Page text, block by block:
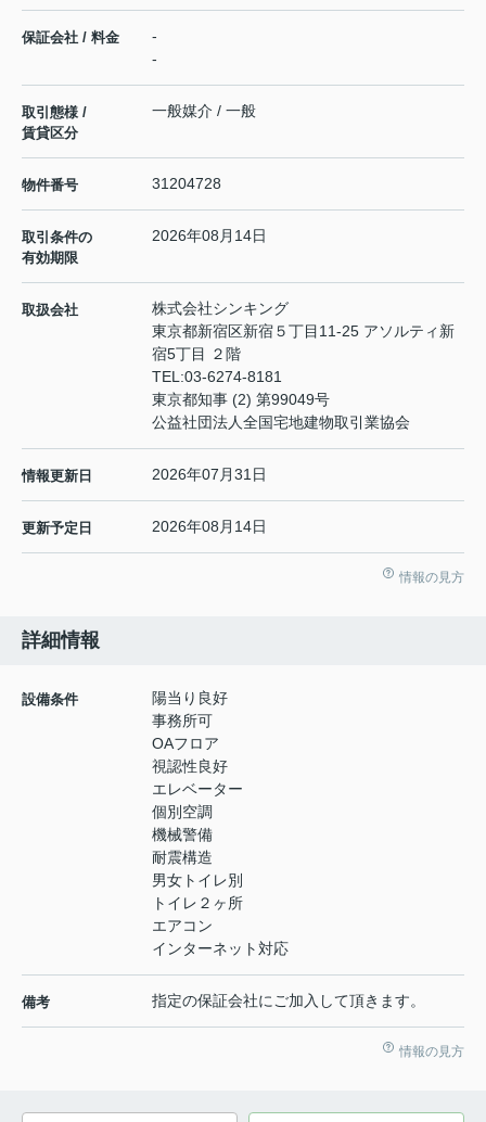
保証会社 / 料金
-
-
取引態様 /
賃貸区分
一般媒介 / 一般
物件番号 31204728
取引条件の
有効期限
2026年08月14日
取扱会社
株式会社シンキング
東京都新宿区新宿５丁目11-25 アソルティ新
宿5丁目 ２階
TEL:03-6274-8181
東京都知事 (2) 第99049号
公益社団法人全国宅地建物取引業協会
情報更新日 2026年07月31日
更新予定日 2026年08月14日
情報の見方
詳細情報
設備条件
陽当り良好
事務所可
OAフロア
視認性良好
エレベーター
個別空調
機械警備
耐震構造
男女トイレ別
トイレ２ヶ所
エアコン
インターネット対応
備考 指定の保証会社にご加入して頂きます。
情報の見方